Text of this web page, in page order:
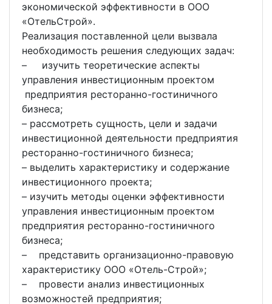
экономической эффективности в ООО
«ОтельСтрой».
Реализация поставленной цели вызвала
необходимость решения следующих задач:
– изучить теоретические аспекты
управления инвестиционным проектом
предприятия ресторанно-гостиничного
бизнеса;
– рассмотреть сущность, цели и задачи
инвестиционной деятельности предприятия
ресторанно-гостиничного бизнеса;
– выделить характеристику и содержание
инвестиционного проекта;
– изучить методы оценки эффективности
управления инвестиционным проектом
предприятия ресторанно-гостиничного
бизнеса;
– представить организационно-правовую
характеристику ООО «Отель-Строй»;
– провести анализ инвестиционных
возможностей предприятия;